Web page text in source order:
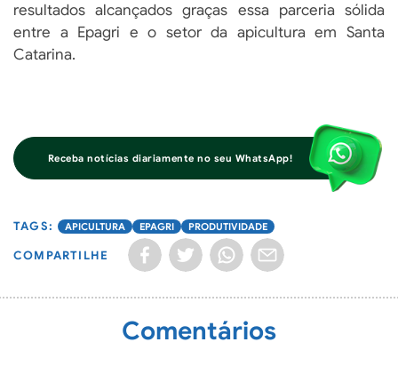
resultados alcançados graças essa parceria sólida
entre a Epagri e o setor da apicultura em Santa
Catarina.
Receba notícias diariamente no seu WhatsApp!
APICULTURA EPAGRI PRODUTIVIDADE
COMPARTILHE
Comentários